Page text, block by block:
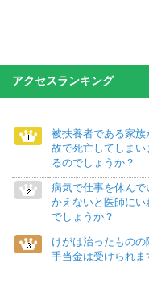
アクセスランキング
被扶養者である家
故で死亡してしま
るのでしょうか？
病気で仕事を休ん
かえないと医師に
でしょうか？
けがは治ったもの
手当金は受けられま